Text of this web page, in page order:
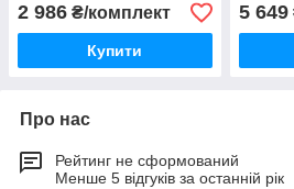
2 986 ₴/комплект
Купити
5 649
Про нас
Рейтинг не сформований
Менше 5 відгуків за останній рік